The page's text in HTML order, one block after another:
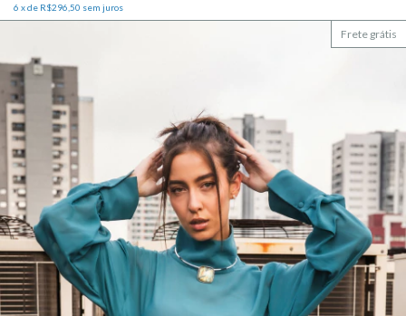
6 xde R$296,50 sem juros
Frete grátis